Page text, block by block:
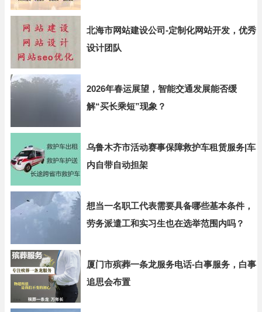
北海市网站建设公司-定制化网站开发，优秀
设计团队
2026年春运展望，智能交通发展能否缓
解“买长乘短”现象？
乌鲁木齐市活动赛事保障救护车租赁服务|车
内自带自动担架
想当一名职工代表需要具备哪些基本条件，
劳务派遣工和实习生也在选举范围内吗？
厦门市殡葬一条龙服务电话-白事服务，白事
追思会布置